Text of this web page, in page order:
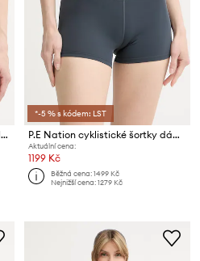
P.E Nation šortky dámské s bavlnou Odyssey
*-5 % s kódem: LST
P.E Nation cyklistické šortky dámské Reflect
Aktuální cena:
1199 Kč
Běžná cena:1499 Kč
Nejnižší cena:1279 Kč